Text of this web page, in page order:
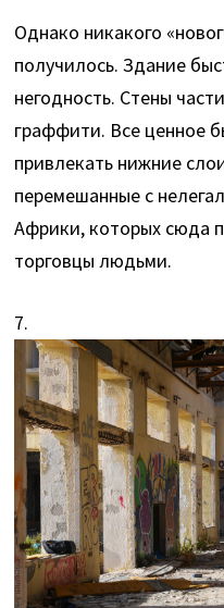
Однако никакого
получилось. Здание
негодность. Стены
граффити. Все ценное
привлекать нижние
перемешанные с
Африки, которых сюда
торговцы людьми.
7.